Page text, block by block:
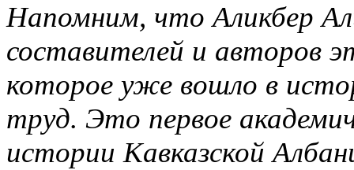
Напомним, что Аликбер
составителей и авторов
которое уже вошло в
труд. Это первое
истории Кавказской